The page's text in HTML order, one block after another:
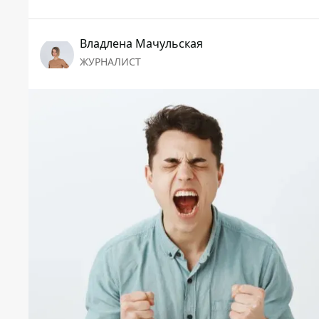
Владлена Мачульская
ЖУРНАЛИСТ